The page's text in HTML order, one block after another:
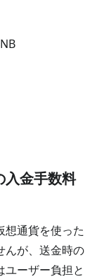
入金手数料
想通貨を使った
んが、送金時の
ユーザー負担と